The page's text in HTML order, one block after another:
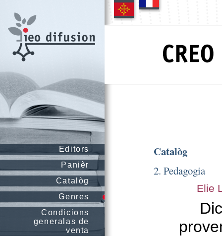
Editors
Panièr
Catalòg
Genres
Condicions
generalas de
venta
Catalòg
2. Pedagogia
Elie